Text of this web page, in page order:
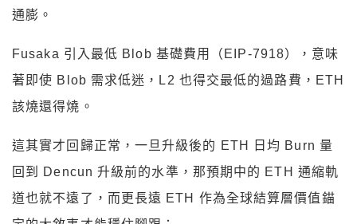
通膨。
Fusaka 引入最低 Blob 基礎費用（EIP-7918），意味
著即使 Blob 需求低迷，L2 也得交最低的過路費，ETH
該燒還得燒。
這其實才回歸正常，一旦升級後的 ETH 日均 Burn 量
回到 Dencun 升級前的水準，那預期中的 ETH 通縮軌
道也就不遠了，而更長遠 ETH 作為全球結算層價值錨